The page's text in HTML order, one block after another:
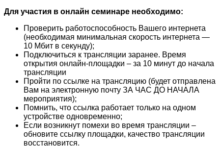
Для участия в онлайн семинаре необходимо:
Проверить работоспособность Вашего интернета
(необходимая минимальная скорость интернета —
10 Мбит в секунду);
Подключиться к трансляции заранее. Время
открытия онлайн-площадки – за 10 минут до начала
трансляции
Пройти по ссылке на трансляцию (будет отправлена
Вам на электронную почту ЗА ЧАС ДО НАЧАЛА
мероприятия);
Помнить, что ссылка работает только на одном
устройстве одновременно;
Если возникнут помехи во время трансляции –
обновите ссылку площадки, качество трансляции
восстановится.